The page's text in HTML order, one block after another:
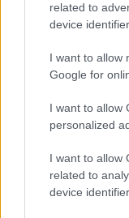
related to
device
I want to allow
Google for
I want to allow
personalized
I want to allow
related to
device
Τουρκία
Η Τουρκία
και
Αίγυπτος